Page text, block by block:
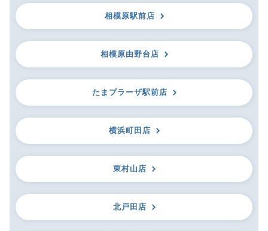
相模原駅前店
相模原由野台店
たまプラーザ駅前店
横浜町田店
東村山店
北戸田店